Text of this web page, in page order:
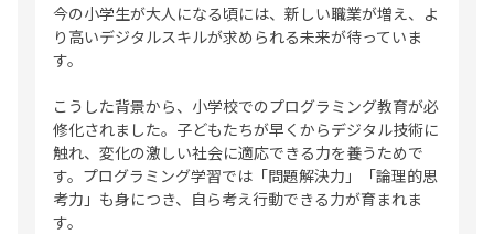
今の小学生が大人になる頃には、新しい職業が増え、よ
り高いデジタルスキルが求められる未来が待っていま
す。
こうした背景から、小学校でのプログラミング教育が必
修化されました。子どもたちが早くからデジタル技術に
触れ、変化の激しい社会に適応できる力を養うためで
す。プログラミング学習では「問題解決力」「論理的思
考力」も身につき、自ら考え行動できる力が育まれま
す。